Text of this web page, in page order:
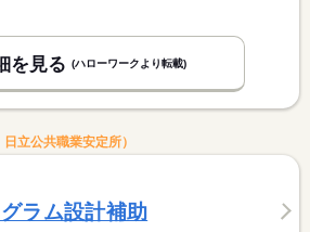
を見る (ハローワークより転載)
立公共職業安定所）
ラム設計補助